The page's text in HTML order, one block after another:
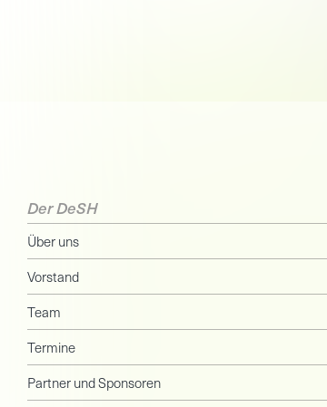
Der DeSH
Über uns
Vorstand
Team
Termine
Partner und Sponsoren